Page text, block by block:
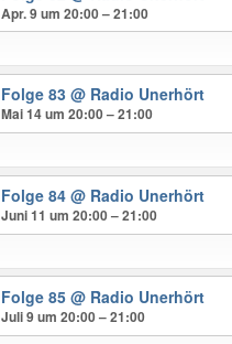
Apr. 9 um 20:00 – 21:00
Folge 83@ Radio Unerhört
Mai 14 um 20:00 – 21:00
Folge 84@ Radio Unerhört
Juni 11 um 20:00 – 21:00
Folge 85@ Radio Unerhört
Juli 9 um 20:00 – 21:00